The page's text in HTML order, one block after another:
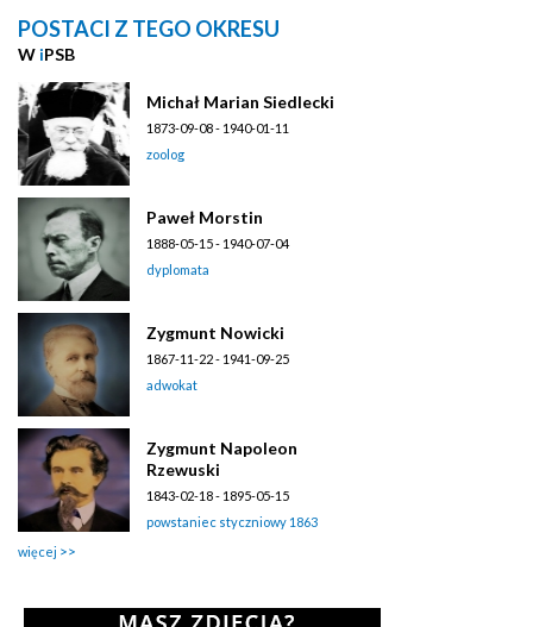
POSTACI Z TEGO OKRESU
W iPSB
Michał Marian Siedlecki
1873-09-08 - 1940-01-11
zoolog
Paweł Morstin
1888-05-15 - 1940-07-04
dyplomata
Zygmunt Nowicki
1867-11-22 - 1941-09-25
adwokat
Zygmunt Napoleon
Rzewuski
1843-02-18 - 1895-05-15
powstaniec styczniowy 1863
więcej